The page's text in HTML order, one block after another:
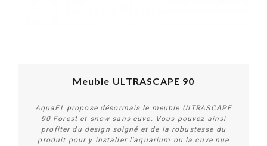
Meuble ULTRASCAPE 90
AquaEL propose désormais le meuble ULTRASCAPE
90 Forest et snow sans cuve. Vous pouvez ainsi
profiter du design soigné et de la robustesse du
produit pour y installer l'aquarium ou la cuve nue